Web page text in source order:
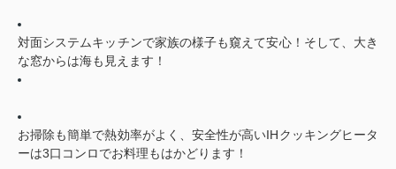
対面システムキッチンで家族の様子も窺えて安心！そして、大き
な窓からは海も見えます！
お掃除も簡単で熱効率がよく、安全性が高いIHクッキングヒータ
ーは3口コンロでお料理もはかどります！